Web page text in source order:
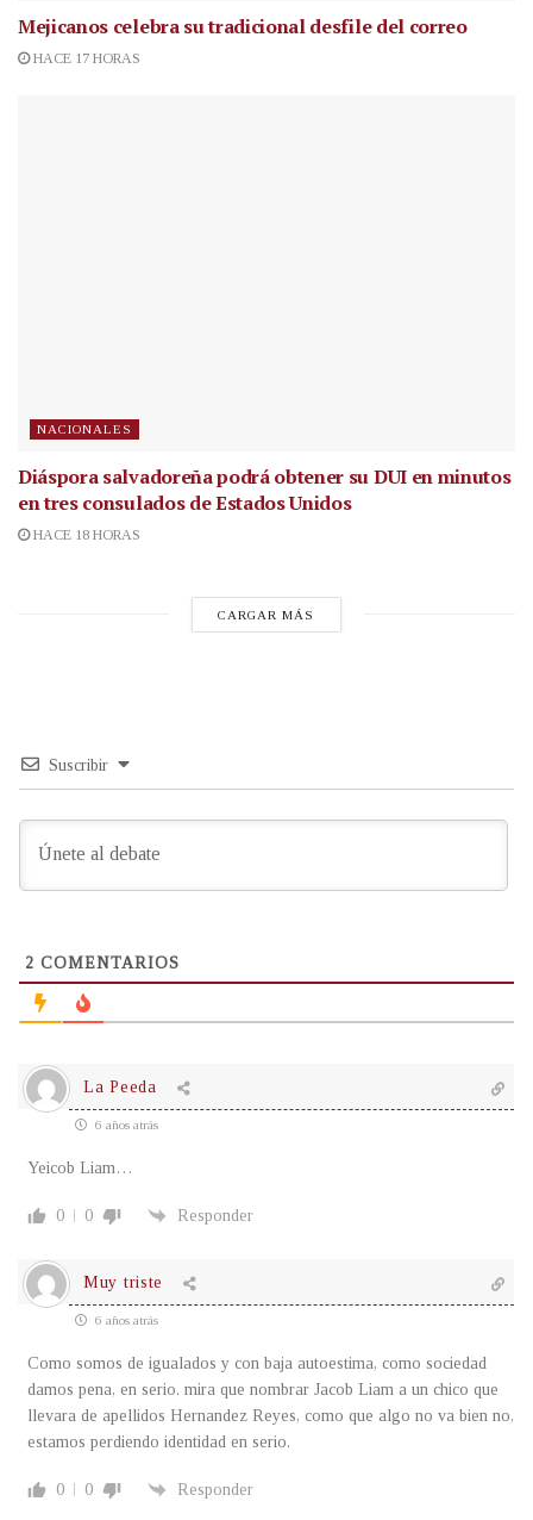
Mejicanos celebra su tradicional desfile del correo
HACE 17 HORAS
NACIONALES
Diáspora salvadoreña podrá obtener su DUI en minutos
en tres consulados de Estados Unidos
HACE 18 HORAS
CARGAR MÁS
Suscribir
2 COMENTARIOS
La Peeda
6 años atrás
Yeicob Liam…
0 0 Responder
Muy triste
6 años atrás
Como somos de igualados y con baja autoestima, como sociedad
damos pena, en serio. mira que nombrar Jacob Liam a un chico que
llevara de apellidos Hernandez Reyes, como que algo no va bien no,
estamos perdiendo identidad en serio.
0 0 Responder